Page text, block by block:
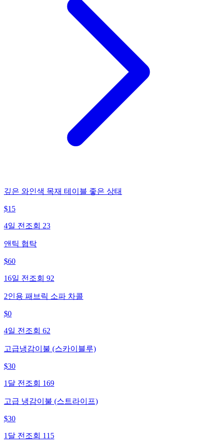
깊은 와인색 목재 테이블 좋은 상태
$15
4일 전 조회 23
앤틱 협탁
$60
16일 전 조회 92
2인용 패브릭 소파 차콜
$0
4일 전 조회 62
고급냉감이불 (스카이블루)
$30
1달 전 조회 169
고급 냉감이불 (스트라이프)
$30
1달 전 조회 115